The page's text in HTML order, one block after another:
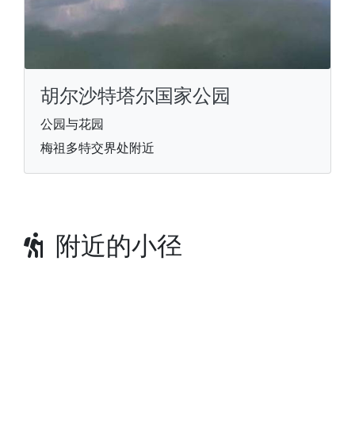
胡尔沙特塔尔国家公园
公园与花园
梅祖多特交界处附近
附近的小径